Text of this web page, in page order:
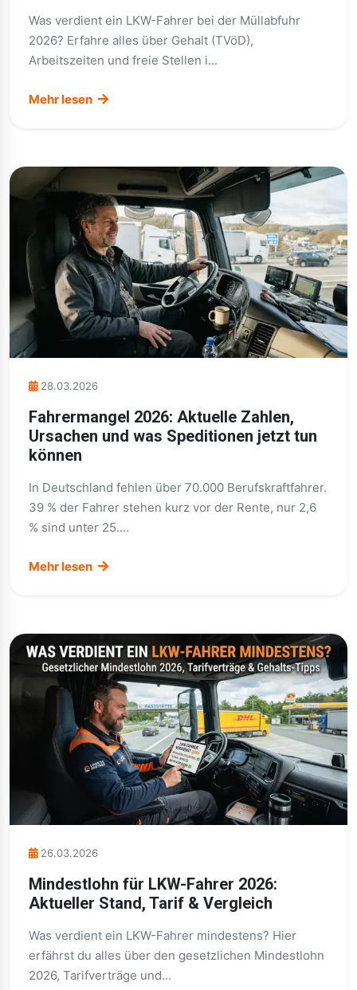
Was verdient ein LKW-Fahrer bei der Müllabfuhr
2026? Erfahre alles über Gehalt (TVöD),
Arbeitszeiten und freie Stellen i...
Mehr lesen
28.03.2026
Fahrermangel 2026: Aktuelle Zahlen,
Ursachen und was Speditionen jetzt tun
können
In Deutschland fehlen über 70.000 Berufskraftfahrer.
39 % der Fahrer stehen kurz vor der Rente, nur 2,6
% sind unter 25....
Mehr lesen
26.03.2026
Mindestlohn für LKW-Fahrer 2026:
Aktueller Stand, Tarif & Vergleich
Was verdient ein LKW-Fahrer mindestens? Hier
erfährst du alles über den gesetzlichen Mindestlohn
2026, Tarifverträge und...